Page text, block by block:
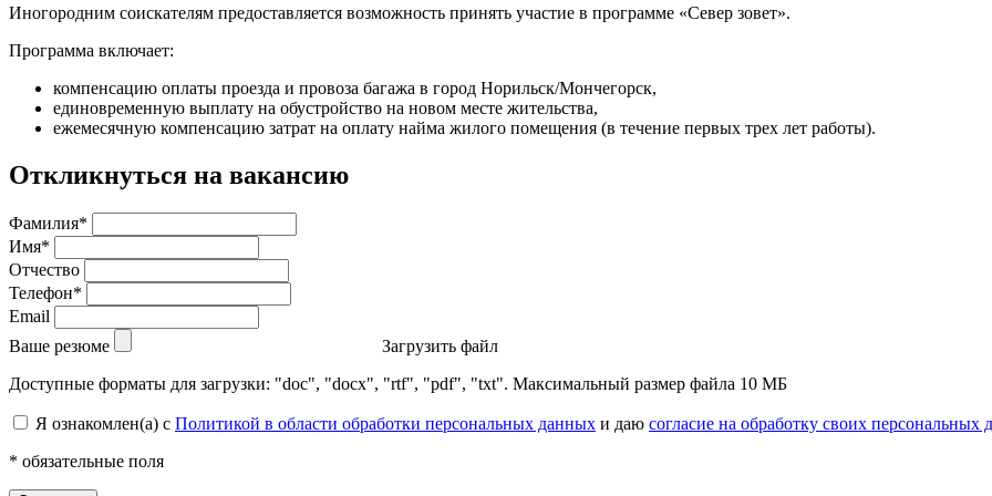
Иногородним соискателям предоставляется возможность принять участие в программе «Север зовет».
Программа включает:
компенсацию оплаты проезда и провоза багажа в город Норильск/Мончегорск,
единовременную выплату на обустройство на новом месте жительства,
ежемесячную компенсацию затрат на оплату найма жилого помещения (в течение первых трех лет работы).
Откликнуться на вакансию
Фамилия*
Имя*
Отчество
Телефон*
Email
Ваше резюме
Загрузить файл
Доступные форматы для загрузки: "doc", "docx", "rtf", "pdf", "txt". Максимальный размер файла 10 МБ
Я ознакомлен(а) с Политикой в области обработки персональных данных и даю согласие на обработку своих персональных
* обязательные поля